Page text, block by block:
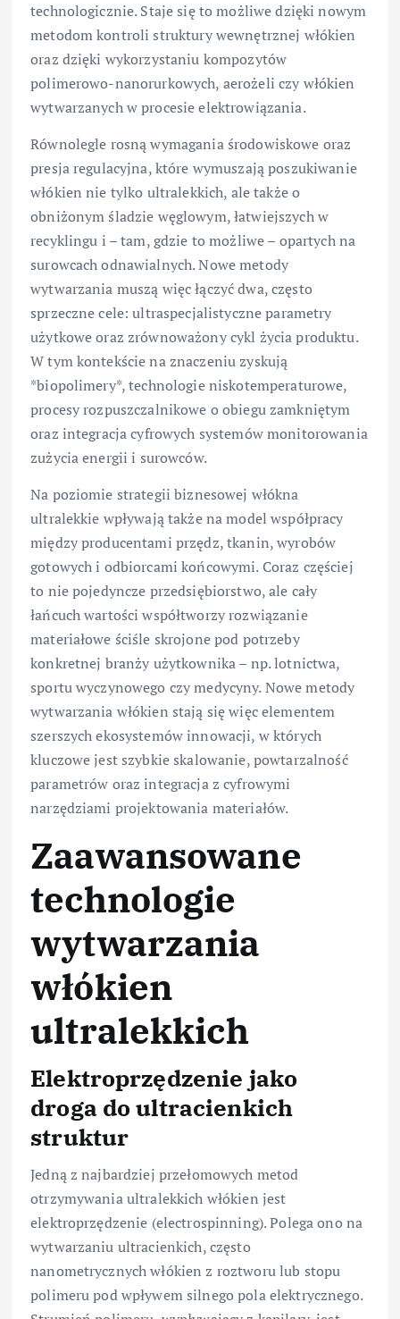
technologicznie. Staje się to możliwe dzięki nowym
metodom kontroli struktury wewnętrznej włókien
oraz dzięki wykorzystaniu kompozytów
polimerowo-nanorurkowych, aerożeli czy włókien
wytwarzanych w procesie elektrowiązania.
Równolegle rosną wymagania środowiskowe oraz
presja regulacyjna, które wymuszają poszukiwanie
włókien nie tylko ultralekkich, ale także o
obniżonym śladzie węglowym, łatwiejszych w
recyklingu i – tam, gdzie to możliwe – opartych na
surowcach odnawialnych. Nowe metody
wytwarzania muszą więc łączyć dwa, często
sprzeczne cele: ultraspecjalistyczne parametry
użytkowe oraz zrównoważony cykl życia produktu.
W tym kontekście na znaczeniu zyskują
*biopolimery*, technologie niskotemperaturowe,
procesy rozpuszczalnikowe o obiegu zamkniętym
oraz integracja cyfrowych systemów monitorowania
zużycia energii i surowców.
Na poziomie strategii biznesowej włókna
ultralekkie wpływają także na model współpracy
między producentami przędz, tkanin, wyrobów
gotowych i odbiorcami końcowymi. Coraz częściej
to nie pojedyncze przedsiębiorstwo, ale cały
łańcuch wartości współtworzy rozwiązanie
materiałowe ściśle skrojone pod potrzeby
konkretnej branży użytkownika – np. lotnictwa,
sportu wyczynowego czy medycyny. Nowe metody
wytwarzania włókien stają się więc elementem
szerszych ekosystemów innowacji, w których
kluczowe jest szybkie skalowanie, powtarzalność
parametrów oraz integracja z cyfrowymi
narzędziami projektowania materiałów.
Zaawansowane
technologie
wytwarzania
włókien
ultralekkich
Elektroprzędzenie jako
droga do ultracienkich
struktur
Jedną z najbardziej przełomowych metod
otrzymywania ultralekkich włókien jest
elektroprzędzenie (electrospinning). Polega ono na
wytwarzaniu ultracienkich, często
nanometrycznych włókien z roztworu lub stopu
polimeru pod wpływem silnego pola elektrycznego.